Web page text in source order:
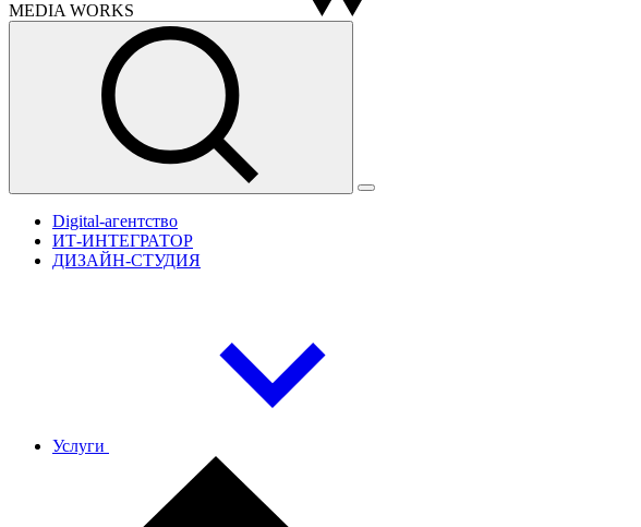
MEDIA WORKS
Digital-агентство
ИТ-ИНТЕГРАТОР
ДИЗАЙН-СТУДИЯ
Услуги